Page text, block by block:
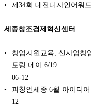
제34회 대전디자인어워
세종창조경제혁신센터
창업지원교육, 신사업창
토링 데이 6/19
06-12
피칭인세종 6월 아이디
12